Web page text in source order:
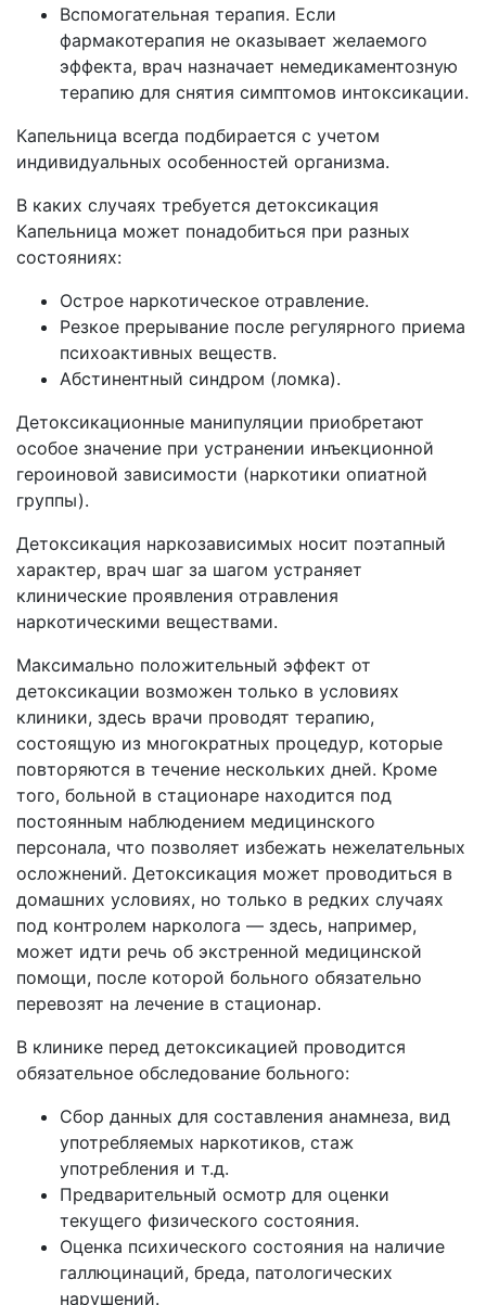
Вспомогательная терапия. Если
фармакотерапия не оказывает желаемого
эффекта, врач назначает немедикаментозную
терапию для снятия симптомов интоксикации.
Капельница всегда подбирается с учетом
индивидуальных особенностей организма.
В каких случаях требуется детоксикация
Капельница может понадобиться при разных
состояниях:
Острое наркотическое отравление.
Резкое прерывание после регулярного приема
психоактивных веществ.
Абстинентный синдром (ломка).
Детоксикационные манипуляции приобретают
особое значение при устранении инъекционной
героиновой зависимости (наркотики опиатной
группы).
Детоксикация наркозависимых носит поэтапный
характер, врач шаг за шагом устраняет
клинические проявления отравления
наркотическими веществами.
Максимально положительный эффект от
детоксикации возможен только в условиях
клиники, здесь врачи проводят терапию,
состоящую из многократных процедур, которые
повторяются в течение нескольких дней. Кроме
того, больной в стационаре находится под
постоянным наблюдением медицинского
персонала, что позволяет избежать нежелательных
осложнений. Детоксикация может проводиться в
домашних условиях, но только в редких случаях
под контролем нарколога — здесь, например,
может идти речь об экстренной медицинской
помощи, после которой больного обязательно
перевозят на лечение в стационар.
В клинике перед детоксикацией проводится
обязательное обследование больного:
Сбор данных для составления анамнеза, вид
употребляемых наркотиков, стаж
употребления и т.д.
Предварительный осмотр для оценки
текущего физического состояния.
Оценка психического состояния на наличие
галлюцинаций, бреда, патологических
нарушений.